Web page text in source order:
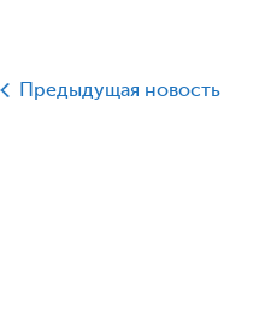
Предыдущая новость